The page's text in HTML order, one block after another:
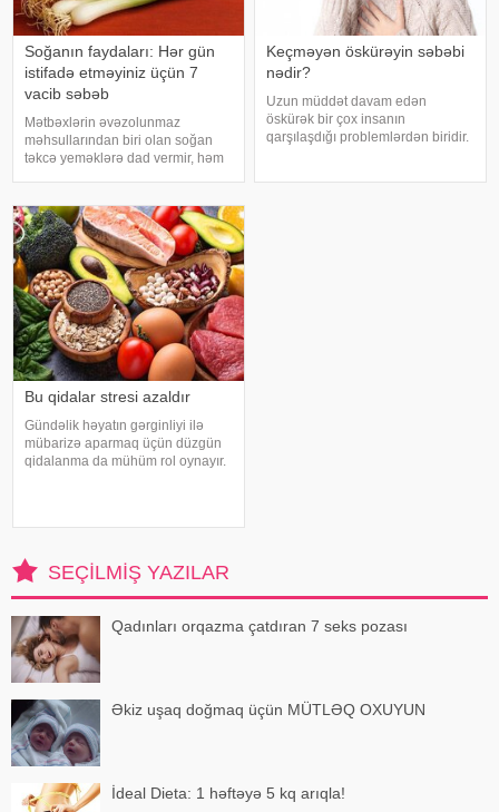
Soğanın faydaları: Hər gün
istifadə etməyiniz üçün 7
vacib səbəb
Mətbəxlərin əvəzolunmaz
məhsullarından biri olan soğan
təkcə yeməklərə dad vermir, həm
tərkibindəki vitaminlər, minerallar
və antioksidantlar sayəsində soğa
Keçməyən öskürəyin səbəbi
nədir?
Uzun müddət davam edən
öskürək bir çox insanın
qarşılaşdığı problemlərdən biridir.
Bu qidalar stresi azaldır
Gündəlik həyatın gərginliyi ilə
mübarizə aparmaq üçün düzgün
qidalanma da mühüm rol oynayır.
SEÇILMIŞ YAZILAR
Qadınları orqazma çatdıran 7 seks pozası
Əkiz uşaq doğmaq üçün MÜTLƏQ OXUYUN
İdeal Dieta: 1 həftəyə 5 kq arıqla!